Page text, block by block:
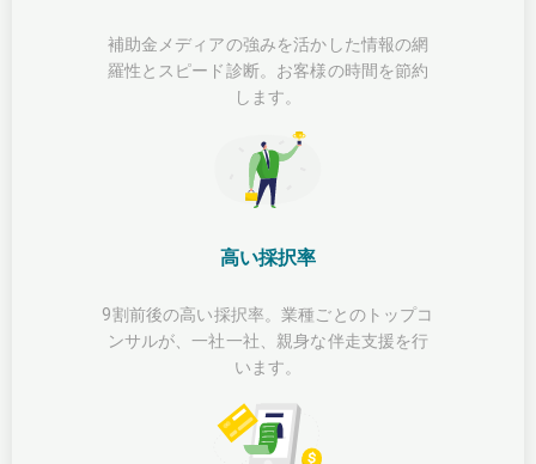
補助金メディアの強みを活かした情報の網
羅性とスピード診断。お客様の時間を節約
します。
高い採択率
9割前後の高い採択率。業種ごとのトップコ
ンサルが、一社一社、親身な伴走支援を行
います。